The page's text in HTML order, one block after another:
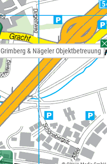
Grimberg & Nägeler Objektbetreuung